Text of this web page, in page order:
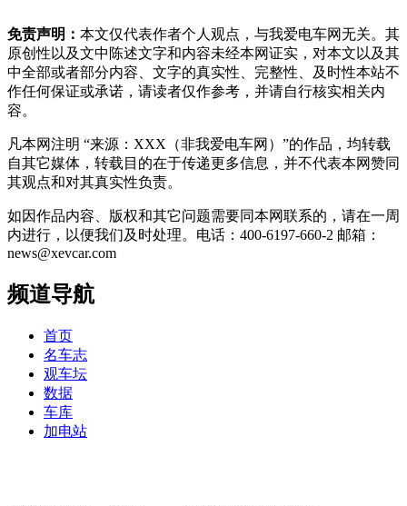
免责声明： 本文仅代表作者个人观点，与我爱电车网无关。其
原创性以及文中陈述文字和内容未经本网证实，对本文以及其
中全部或者部分内容、文字的真实性、完整性、及时性本站不
作任何保证或承诺，请读者仅作参考，并请自行核实相关内
容。
凡本网注明 “来源：XXX（非我爱电车网）”的作品，均转载
自其它媒体，转载目的在于传递更多信息，并不代表本网赞同
其观点和对其真实性负责。
如因作品内容、版权和其它问题需要同本网联系的，请在一周
内进行，以便我们及时处理。电话：400-6197-660-2 邮箱：
news@xevcar.com
频道导航
首页
名车志
观车坛
数据
车库
加电站